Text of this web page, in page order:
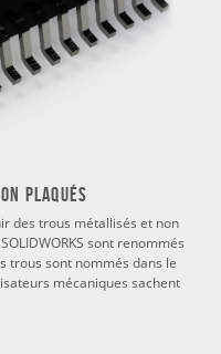
plaqués
des trous métallisés et non
sont renommés
trous sont nommés dans le
mécaniques sachent